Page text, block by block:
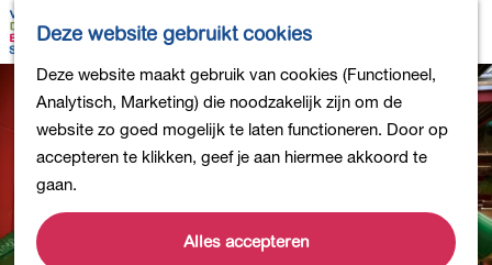
Deze website gebruikt cookies
Deze website maakt gebruik van cookies (Functioneel,
Analytisch, Marketing) die noodzakelijk zijn om de
website zo goed mogelijk te laten functioneren. Door op
accepteren te klikken, geef je aan hiermee akkoord te
gaan.
Alles accepteren
d
K
a
r
t
Z
e
k
e
n
e
n
u
Bollen en Bloemen
Uit eten
DB4daagse - Inschrijven
Kinderactiviteiten
De natuur in
Musea en meer